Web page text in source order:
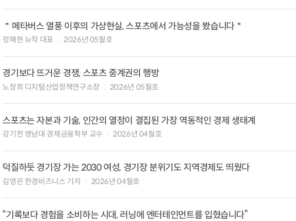
＂메타버스 열풍 이후의 가상현실, 스포츠에서 가능성을 봤습니다＂
정해현 뉴작 대표 2026년 05월호
경기보다 뜨거운 경쟁, 스포츠 중계권의 행방
노창희 디지털산업정책연구소장 2026년 05월호
스포츠는 자본과 기술, 인간의 열정이 결집된 가장 역동적인 경제 생태계
강기천 영남대 경제금융학부 교수 2026년 04월호
덕질하듯 경기장 가는 2030 여성, 경기장 분위기도 지역경제도 띄웠다
김영은 한경비즈니스 기자 2026년 04월호
“기록보다 경험을 소비하는 시대, 러닝에 엔터테인먼트를 입혔습니다”